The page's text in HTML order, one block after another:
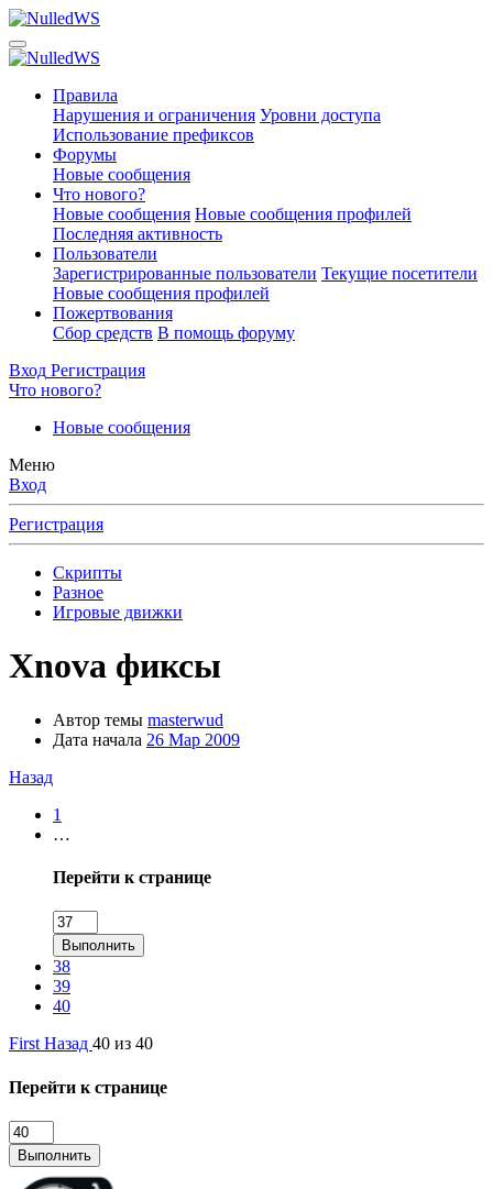
Правила
Нарушения и ограничения Уровни доступа
Использование префиксов
Форумы
Новые сообщения
Что нового?
Новые сообщения Новые сообщения профилей
Последняя активность
Пользователи
Зарегистрированные пользователи Текущие посетители
Новые сообщения профилей
Пожертвования
Сбор средств В помощь форуму
Вход Регистрация
Что нового?
Новые сообщения
Меню
Вход
Регистрация
Скрипты
Разное
Игровые движки
Xnova фиксы
Автор темы masterwud
Дата начала 26 Мар 2009
Назад
1
…
Перейти к странице
Выполнить
38
39
40
First Назад 40 из 40
Перейти к странице
Выполнить